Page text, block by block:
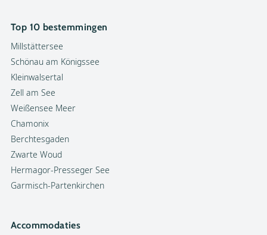
Top 10 bestemmingen
Millstättersee
Schönau am Königssee
Kleinwalsertal
Zell am See
Weißensee Meer
Chamonix
Berchtesgaden
Zwarte Woud
Hermagor-Presseger See
Garmisch-Partenkirchen
Accommodaties